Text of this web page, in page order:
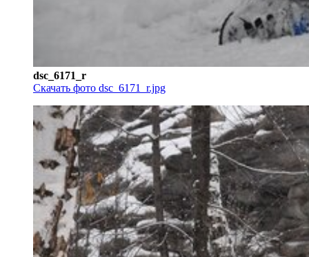
dsc_6171_r
Скачать фото dsc_6171_r.jpg